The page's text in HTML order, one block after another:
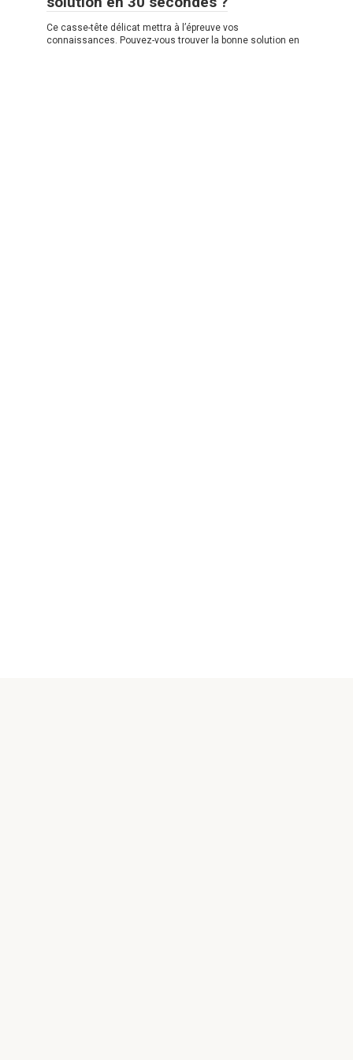
Ce casse-tête délicat mettra à l’épreuve vos
connaissances. Pouvez-vous trouver la bonne solution en